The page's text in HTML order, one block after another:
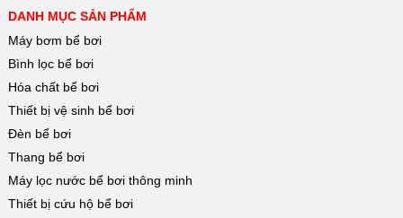
ngay cả khi lắp đặt ngoài trời, chịu tác động của nước mưa
hay ánh nắng.
DANH MỤC SẢN PHẨM
Máy bơm bể bơi
Bình lọc bể bơi
Hóa chất bể bơi
Thiết bị vệ sinh bể bơi
Đèn bể bơi
Thang bể bơi
Máy lọc nước bể bơi thông minh
Thiết bị cứu hộ bể bơi